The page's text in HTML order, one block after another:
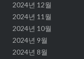
2024년 12월
2024년 11월
2024년 10월
2024년 9월
2024년 8월